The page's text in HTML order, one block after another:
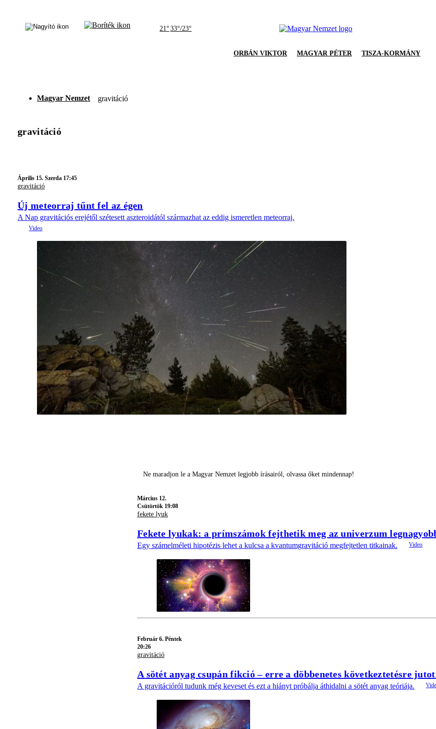
21° 33°/23°
ORBÁN VIKTOR MAGYAR PÉTER TISZA-KORMÁNY
Magyar Nemzet gravitáció
gravitáció
Április 15. Szerda 17:45
gravitáció
Új meteorraj tűnt fel az égen
A Nap gravitációs erejétől szétesett aszteroidától származhat az eddig ismeretlen meteorraj.
Ne maradjon le a Magyar Nemzet legjobb írásairól, olvassa őket mindennap!
Március 12.
Csütörtök 19:08
fekete lyuk
Fekete lyukak: a prímszámok fejthetik meg az univerzum
Egy számelméleti hipotézis lehet a kulcsa a kvantumgravitáció megfejtetlen titkainak.
Február 6. Péntek
20:26
gravitáció
A sötét anyag csupán fikció – erre a döbbenetes következtetésre
A gravitációról tudunk még keveset és ezt a hiányt próbálja áthidalni a sötét anyag teóriája.